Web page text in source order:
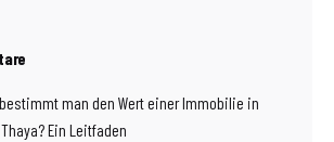
man den Wert einer Immobilie in
Ein Leitfaden